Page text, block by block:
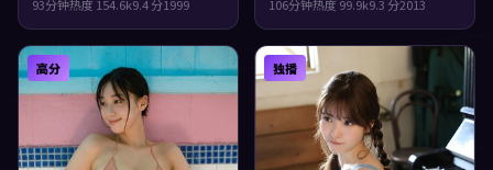
主演包括刘德华、菅田将晖、小
松菜奈。真相像洋葱一样被层层
剥开，观感紧凑，值得推荐。
93分钟热度 154.6k9.4分1999
主演。影片在类型框架里仍保留
了作者表达，群像戏份饱满，配
角也有完整弧光。
106分钟热度 99.9k9.3 分2013
高分 独播